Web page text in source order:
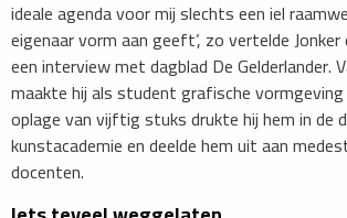
ideale agenda voor mij slechts een iel
eigenaar vorm aan geeft’, zo vertelde
een interview met dagblad De Gelderlander.
maakte hij als student grafische
oplage van vijftig stuks drukte hij hem in de
kunstacademie en deelde hem uit aan
docenten.